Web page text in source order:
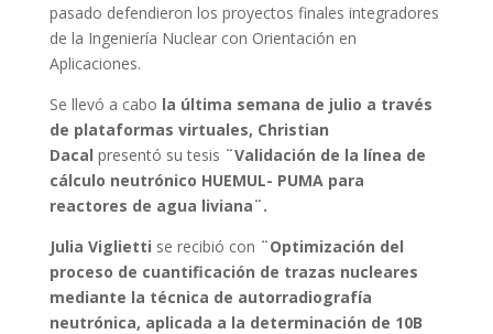
pasado defendieron los proyectos finales integradores
de la Ingeniería Nuclear con Orientación en
Aplicaciones.
Se llevó a cabo la última semana de julio a través
de plataformas virtuales, Christian
Dacal presentó su tesis ¨Validación de la línea de
cálculo neutrónico HUEMUL- PUMA para
reactores de agua liviana¨.
Julia Viglietti se recibió con ¨Optimización del
proceso de cuantificación de trazas nucleares
mediante la técnica de autorradiografía
neutrónica, aplicada a la determinación de 10B